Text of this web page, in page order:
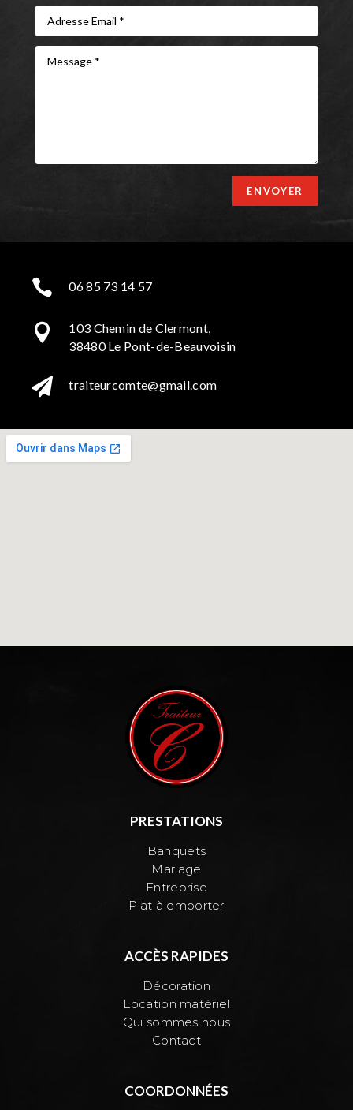
ENVOYER
 06 85 73 14 57

103 Chemin de Clermont,
38480 Le Pont-de-Beauvoisin
 traiteurcomte@gmail.com
PRESTATIONS
Banquets
Mariage
Entreprise
Plat à emporter
ACCÈS RAPIDES
Décoration
Location matériel
Qui sommes nous
Contact
COORDONNÉES